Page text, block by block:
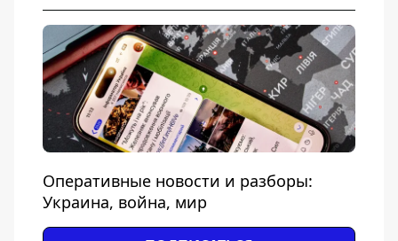
Оперативные новости и разборы:
Украина, война, мир